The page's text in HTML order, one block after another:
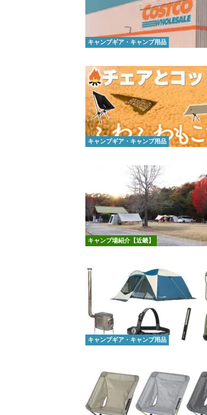
キャンプギア・キャンプ用品
キャンプギア・キャンプ用品
キャンプ場紹介【近畿】
キャンプギア・キャンプ用品